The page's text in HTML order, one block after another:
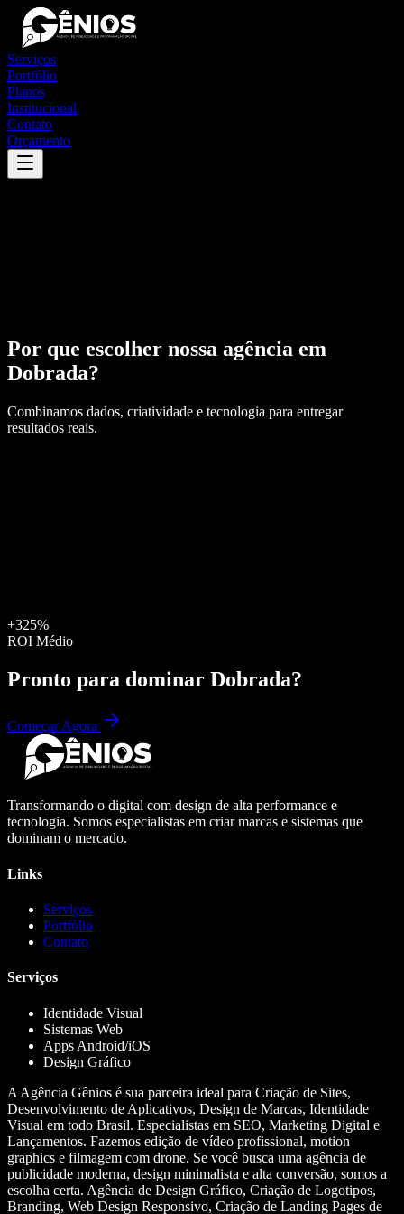
Serviços
Portfólio
Planos
Institucional
Contato
Orçamento
Por que escolher nossa agência em
Dobrada?
Combinamos dados, criatividade e tecnologia para entregar
resultados reais.
+325%
ROI Médio
Pronto para dominar Dobrada?
Começar Agora
Transformando o digital com design de alta performance e
tecnologia. Somos especialistas em criar marcas e sistemas que
dominam o mercado.
Links
Serviços
Portfólio
Contato
Serviços
Identidade Visual
Sistemas Web
Apps Android/iOS
Design Gráfico
A Agência Gênios é sua parceira ideal para Criação de Sites,
Desenvolvimento de Aplicativos, Design de Marcas, Identidade
Visual em todo Brasil. Especialistas em SEO, Marketing Digital e
Lançamentos. Fazemos edição de vídeo profissional, motion
graphics e filmagem com drone. Se você busca uma agência de
publicidade moderna, design minimalista e alta conversão, somos a
escolha certa. Agência de Design Gráfico, Criação de Logotipos,
Branding, Web Design Responsivo, Criação de Landing Pages de